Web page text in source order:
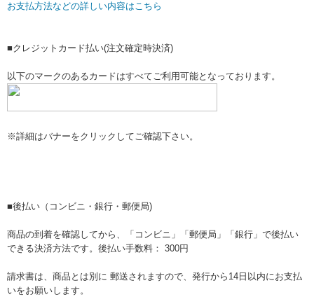
お支払方法などの詳しい内容はこちら
■クレジットカード払い(注文確定時決済)
以下のマークのあるカードはすべてご利用可能となっております。
※詳細はバナーをクリックしてご確認下さい。
■後払い（コンビニ・銀行・郵便局)
商品の到着を確認してから、「コンビニ」「郵便局」「銀行」で後払い
できる決済方法です。後払い手数料： 300円
請求書は、商品とは別に 郵送されますので、発行から14日以内にお支払
いをお願いします。